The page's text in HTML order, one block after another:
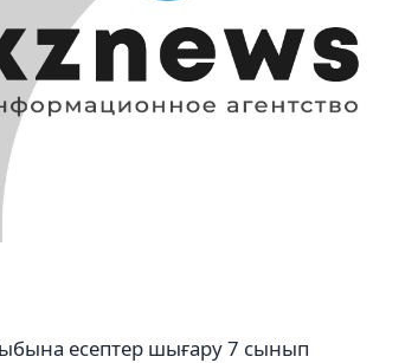
есептер шығару 7 сынып